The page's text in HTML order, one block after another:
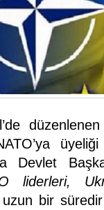
Devlet
liderleri,
bir